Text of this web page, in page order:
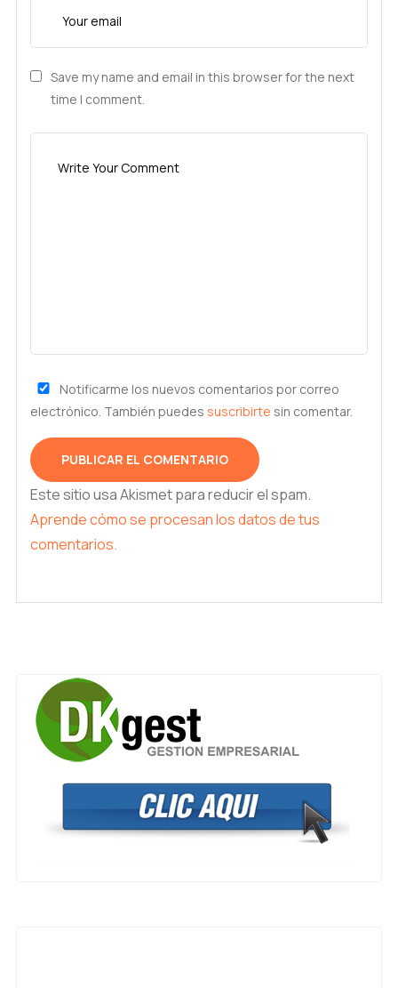
Save my name and email in this browser for the next
time I comment.
Notificarme los nuevos comentarios por correo
electrónico. También puedes suscribirte sin comentar.
Este sitio usa Akismet para reducir el spam.
Aprende cómo se procesan los datos de tus
comentarios.